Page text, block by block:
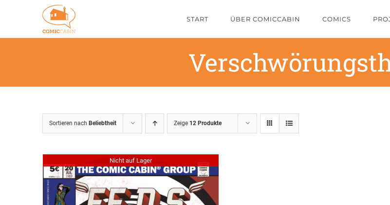
springen
START ÜBER COMICCABIN COMICS
Sortieren nach Beliebtheit Zeige 12 Produkte
Nicht auf Lager